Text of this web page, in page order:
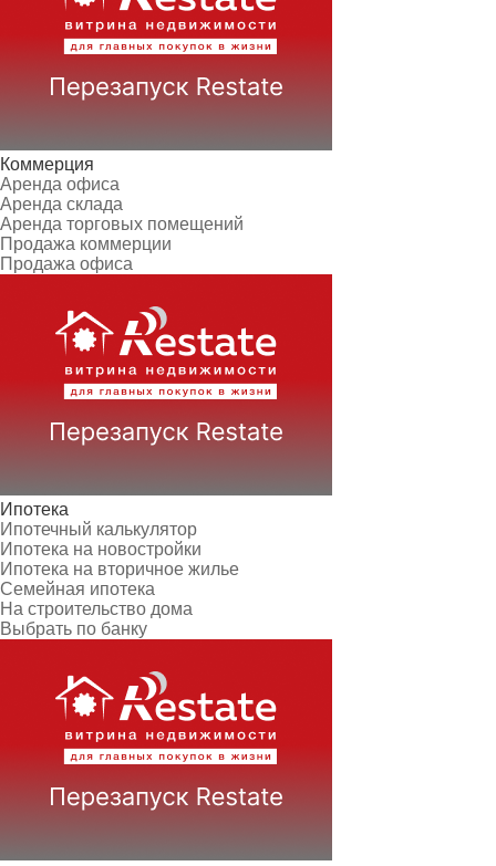
Коммерция
Аренда офиса
Аренда склада
Аренда торговых помещений
Продажа коммерции
Продажа офиса
Ипотека
Ипотечный калькулятор
Ипотека на новостройки
Ипотека на вторичное жилье
Семейная ипотека
На строительство дома
Выбрать по банку